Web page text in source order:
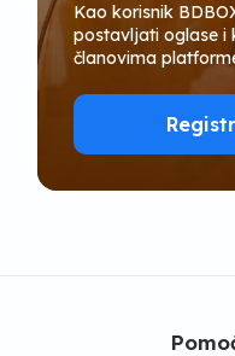
Kao korisnik
postavljati oglase i
članovima